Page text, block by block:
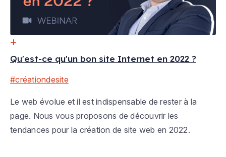
Qu'est-ce qu'un bon site Internet en 2022 ?
#créationdesite
Le web évolue et il est indispensable de rester à la
page. Nous vous proposons de découvrir les
tendances pour la création de site web en 2022.